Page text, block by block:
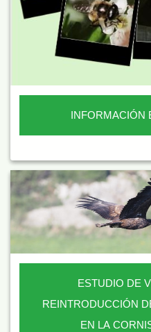
INFORMACIÓN
ESTUDIO DE
REINTRODUCCIÓN
EN LA